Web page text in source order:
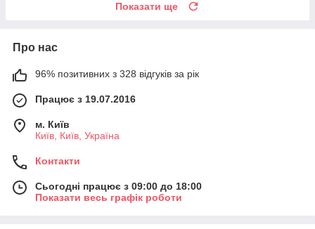
Показати ще
Про нас
96% позитивних з 328 відгуків за рік
Працює з 19.07.2016
м. Київ
Київ, Київ, Україна
Контакти
Сьогодні працює з 09:00 до 18:00
Показати весь графік роботи